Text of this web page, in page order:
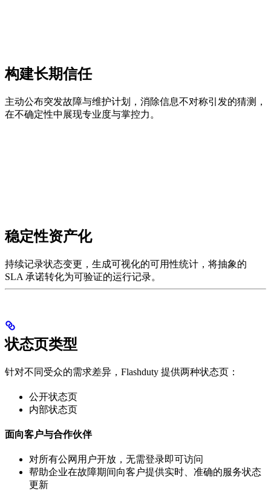
构建长期信任
主动公布突发故障与维护计划，消除信息不对称引发的猜测，
在不确定性中展现专业度与掌控力。
稳定性资产化
持续记录状态变更，生成可视化的可用性统计，将抽象的
SLA 承诺转化为可验证的运行记录。
状态页类型
针对不同受众的需求差异，Flashduty 提供两种状态页：
公开状态页
内部状态页
面向客户与合作伙伴
对所有公网用户开放，无需登录即可访问
帮助企业在故障期间向客户提供实时、准确的服务状态
更新